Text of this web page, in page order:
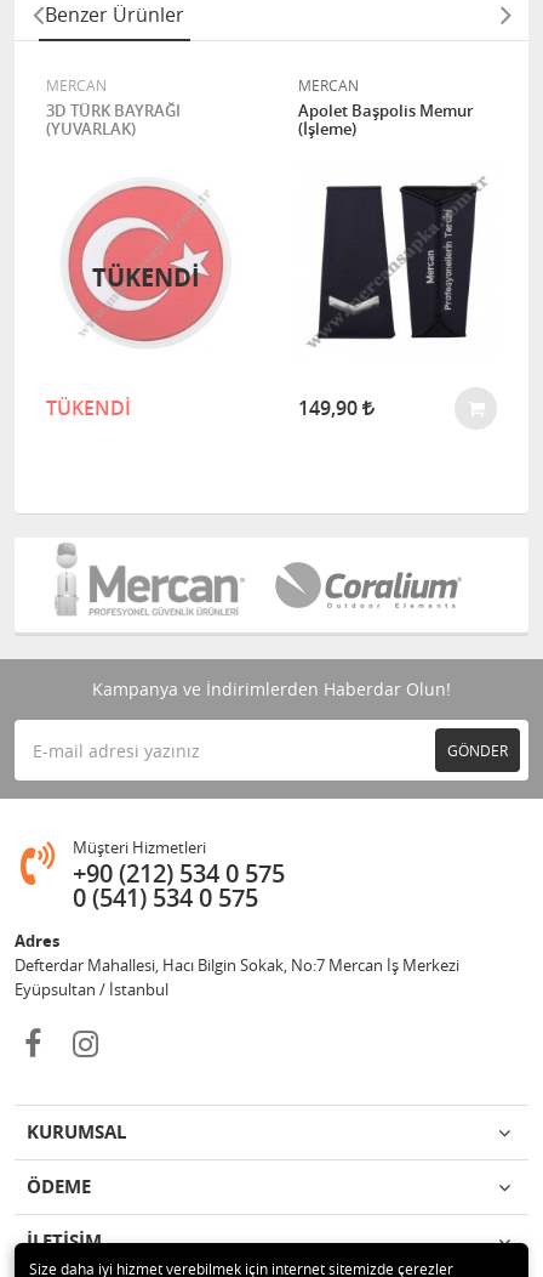
Benzer Ürünler
MERCAN
3D TÜRK BAYRAĞI
(YUVARLAK)
TÜKENDİ
TÜKENDI
MERCAN
Apolet Başpolis Memur
(İşleme)
149,90
Kampanya ve İndirimlerden Haberdar Olun!
GÖNDER
Müşteri Hizmetleri
+90 (212) 534 0 575
0 (541) 534 0 575
Adres
Defterdar Mahallesi, Hacı Bilgin Sokak, No:7 Mercan İş Merkezi
Eyüpsultan / İstanbul
KURUMSAL
ÖDEME
İLETİŞİM
Size daha iyi hizmet verebilmek için internet sitemizde çerezler